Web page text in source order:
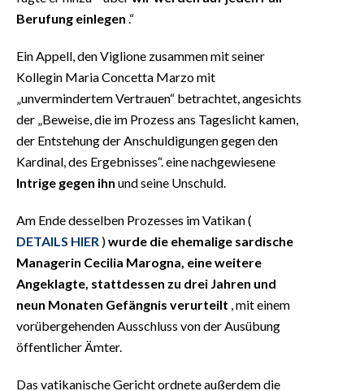
Berufung einlegen .“
Ein Appell, den Viglione zusammen mit seiner
Kollegin Maria Concetta Marzo mit
„unvermindertem Vertrauen“ betrachtet, angesichts
der „Beweise, die im Prozess ans Tageslicht kamen,
der Entstehung der Anschuldigungen gegen den
Kardinal, des Ergebnisses“. eine nachgewiesene
Intrige gegen ihn und seine Unschuld.
Am Ende desselben Prozesses im Vatikan (
DETAILS HIER )wurde die ehemalige sardische
Managerin Cecilia Marogna, eine weitere
Angeklagte, stattdessen zu drei Jahren und
neun Monaten Gefängnis verurteilt , mit einem
vorübergehenden Ausschluss von der Ausübung
öffentlicher Ämter.
Das vatikanische Gericht ordnete außerdem die